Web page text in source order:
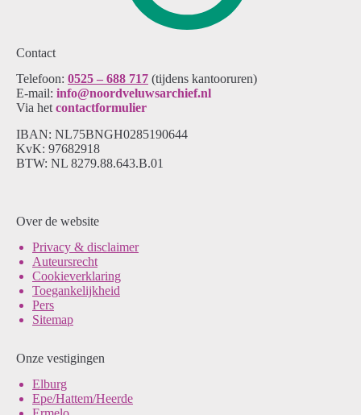
Contact
Telefoon: 0525 – 688 717 (tijdens kantooruren)
E-mail: info@noordveluwsarchief.nl
Via het contactformulier
IBAN: NL75BNGH0285190644
KvK: 97682918
BTW: NL 8279.88.643.B.01
Onze vestigingen
Elburg
Epe/Hattem/Heerde
Over de website
Privacy & disclaimer
Auteursrecht
Cookieverklaring
Toegankelijkheid
Pers
Sitemap